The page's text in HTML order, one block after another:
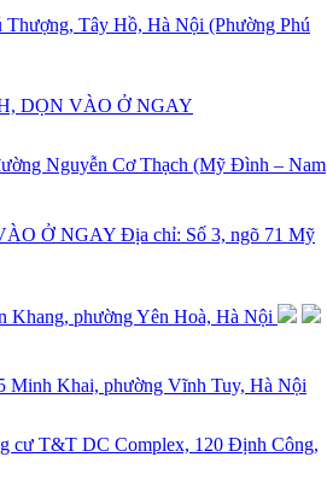
Thượng, Tây Hồ, Hà Nội (Phường Phú
DỌN VÀO Ở NGAY
Nguyễn Cơ Thạch (Mỹ Đình – Nam
Ở NGAY Địa chỉ: Số 3, ngõ 71 Mỹ
phường Yên Hoà, Hà Nội
Minh Khai, phường Vĩnh Tuy, Hà Nội
cư T&T DC Complex, 120 Định Công,